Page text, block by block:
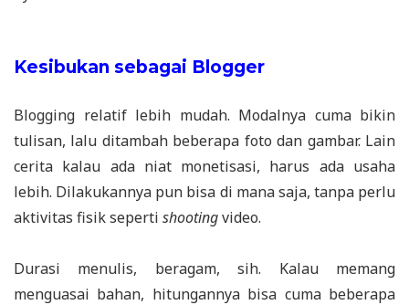
Kesibukan sebagai Blogger
Blogging relatif lebih mudah. Modalnya cuma bikin
tulisan, lalu ditambah beberapa foto dan gambar. Lain
cerita kalau ada niat monetisasi, harus ada usaha
lebih. Dilakukannya pun bisa di mana saja, tanpa perlu
aktivitas fisik seperti shootingvideo.
Durasi menulis, beragam, sih. Kalau memang
menguasai bahan, hitungannya bisa cuma beberapa